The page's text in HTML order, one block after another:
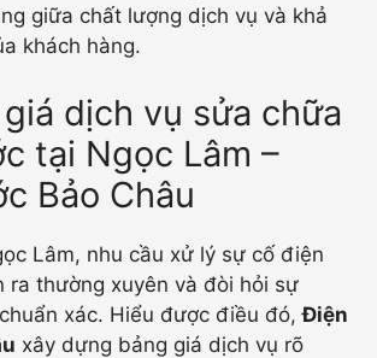
giữa chất lượng dịch vụ và khả
khách hàng.
dịch vụ sửa chữa
tại Ngọc Lâm –
Bảo Châu
Lâm, nhu cầu xử lý sự cố điện
ra thường xuyên và đòi hỏi sự
xác. Hiểu được điều đó,Điện
xây dựng bảng giá dịch vụ rõ